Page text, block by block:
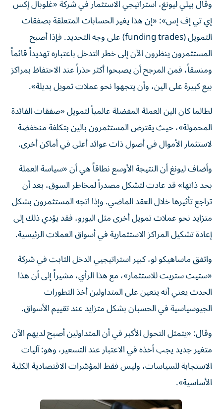
وقال بيلي ليونغ، استراتيجي الاستثمار في شركة «غلوبال إكس
إي تي إف إس»: «إن هذا يغير الحسابات المتعلقة بصفقات
التمويل (funding trades) على وجه التحديد. فإذا أصبح
المستثمرون ينظرون الآن إلى خطر التدخل باعتباره تهديداً قائماً
ومنسقاً، فمن المرجح أن يصبحوا أكثر حذراً عند الاحتفاظ بمراكز
بيع كبيرة على الين، وأن يتجهوا نحو عملات تمويل بديلة».
لطالما كان الين العملة المفضلة عالمياً لتمويل «صفقات الفائدة
المحمولة»، حيث يقترض المستثمرون بالين بتكلفة منخفضة
لاستثمار الأموال في أصول ذات عوائد أعلى في أماكن أخرى.
وأضاف ليونغ أن النتيجة الأوسع نطاقاً هي أن «سياسة العملة
بحد ذاتها» قد عادت لتشكل مصدراً لمخاطر السوق، بعد أن
تراجع تأثيرها خلال العقد الماضي. وإذا اتجه المستثمرون بشكل
متزايد نحو عملات تمويل أخرى مثل اليورو، فقد يؤدي ذلك إلى
إعادة تشكيل المراكز الاستثمارية في أسواق العملات الرئيسية.
واتفق ماساهيكو لو، كبير استراتيجيي الدخل الثابت في شركة
«ستيت ستريت للاستثمار»، مع هذا الرأي، مشيراً إلى أن هذا
الحدث يعني أنه يتعين على المتداولين أخذ التطورات
الجيوسياسية في الحسبان بشكل متزايد عند تقييم الأسواق.
وقال: «يتمثل التحول الأكبر في أن المتداولين أصبح لديهم الآن
متغير جديد يجب أخذه في الاعتبار عند التسعير، وهو: آليات
الاستجابة للسياسات، وليس فقط المؤشرات الاقتصادية الكلية
الأساسية».